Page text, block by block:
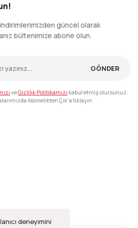
deneyimini
indirimlerimizden güncel olarak
bültenimize abone olun.
GÖNDER
veGizlilik Politikamızı kabul etmiş olursunuz.
Abonelikten Çık'a tıklayın.